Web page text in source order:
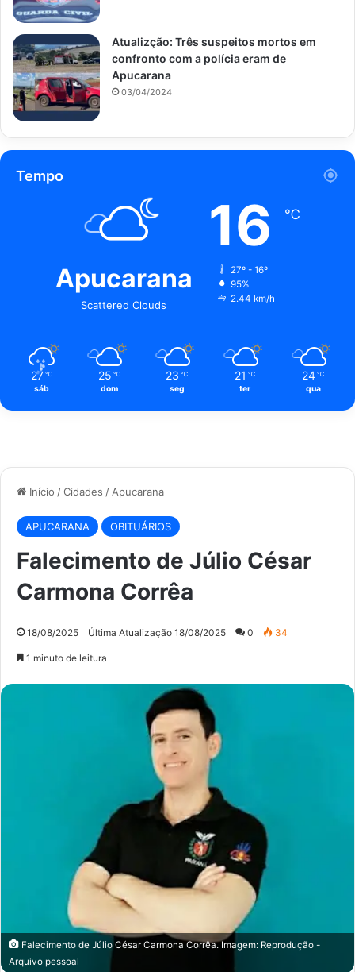
Início /Cidades / Apucarana
APUCARANA OBITUÁRIOS
Falecimento de Júlio César
Carmona Corrêa
18/08/2025 Última Atualização 18/08/2025 0 34
1 minuto de leitura
Falecimento de Júlio César Carmona Corrêa. Imagem: Reprodução -
Arquivo pessoal
Atualizção: Três suspeitos mortos em
confronto com a polícia eram de
Apucarana
03/04/2024
Tempo
Apucarana
Scattered Clouds
16 ℃
27º - 16º
95%
2.44 km/h
27 ℃
sáb
25 ℃
dom
23 ℃
seg
21 ℃
ter
24 ℃
qua